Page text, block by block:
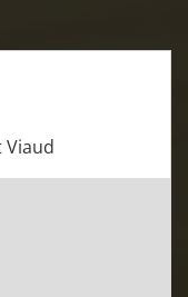
Viaud